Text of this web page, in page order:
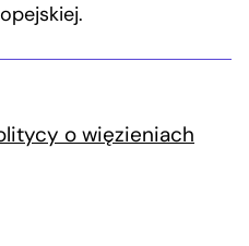
o więzieniach